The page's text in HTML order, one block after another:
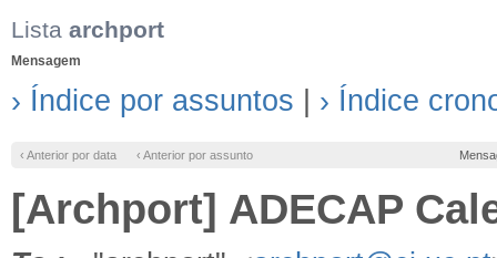
Lista archport
Mensagem
› Índice por assuntos › Índice
‹ Anterior por data ‹ Anterior por assunto
[Archport] ADECAP